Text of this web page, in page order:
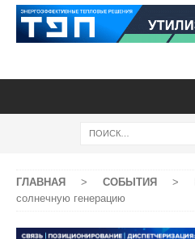
ГЛАВНАЯ > СОБЫТИЯ >
солнечную генерацию